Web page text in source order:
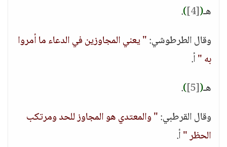
هـ(
[4]
)
.
وقال الطرطوشي:" يعني المجاوزين في الدعاء ما أمروا
به "أ.
هـ(
[5]
)
.
وقال القرطبي:" والمعتدي هو المجاوز للحد ومرتكب
الحظر "أ.